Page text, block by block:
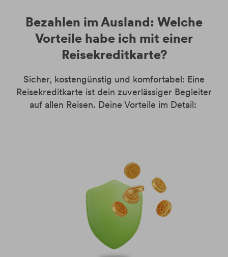
Bezahlen im Ausland: Welche
Vorteile habe ich mit einer
Reisekreditkarte?
Sicher, kostengünstig und komfortabel: Eine
Reisekreditkarte ist dein zuverlässiger Begleiter
auf allen Reisen. Deine Vorteile im Detail: